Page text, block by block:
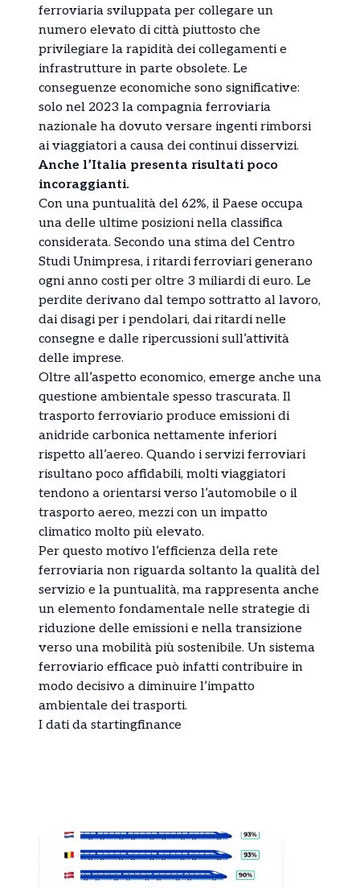
ferroviaria sviluppata per collegare un
numero elevato di città piuttosto che
privilegiare la rapidità dei collegamenti e
infrastrutture in parte obsolete. Le
conseguenze economiche sono significative:
solo nel 2023 la compagnia ferroviaria
nazionale ha dovuto versare ingenti rimborsi
ai viaggiatori a causa dei continui disservizi.
Anche l’Italia presenta risultati poco
incoraggianti.
Con una puntualità del 62%, il Paese occupa
una delle ultime posizioni nella classifica
considerata. Secondo una stima del Centro
Studi Unimpresa, i ritardi ferroviari generano
ogni anno costi per oltre 3 miliardi di euro. Le
perdite derivano dal tempo sottratto al lavoro,
dai disagi per i pendolari, dai ritardi nelle
consegne e dalle ripercussioni sull’attività
delle imprese.
Oltre all’aspetto economico, emerge anche una
questione ambientale spesso trascurata. Il
trasporto ferroviario produce emissioni di
anidride carbonica nettamente inferiori
rispetto all’aereo. Quando i servizi ferroviari
risultano poco affidabili, molti viaggiatori
tendono a orientarsi verso l’automobile o il
trasporto aereo, mezzi con un impatto
climatico molto più elevato.
Per questo motivo l’efficienza della rete
ferroviaria non riguarda soltanto la qualità del
servizio e la puntualità, ma rappresenta anche
un elemento fondamentale nelle strategie di
riduzione delle emissioni e nella transizione
verso una mobilità più sostenibile. Un sistema
ferroviario efficace può infatti contribuire in
modo decisivo a diminuire l’impatto
ambientale dei trasporti.
I dati da startingfinance